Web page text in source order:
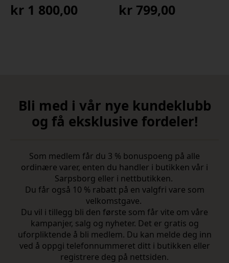
kr 1 800,00 kr799,00
Bli med i vår nye kundeklubb
og få eksklusive fordeler!
Som medlem får du 3 % bonuspoeng på alle
ordinære varer, enten du handler i butikken vår i
Sarpsborg eller i nettbutikken.
Du får også 10 % rabatt på en valgfri vare som
velkomstgave.
Du vil i tillegg bli den første som får vite om våre
kampanjer, salg og nyheter. Det er gratis og
uforpliktende å bli medlem. Du kan melde deg inn
ved å oppgi telefonnummeret ditt i butikken eller
registrere deg på nettsiden.